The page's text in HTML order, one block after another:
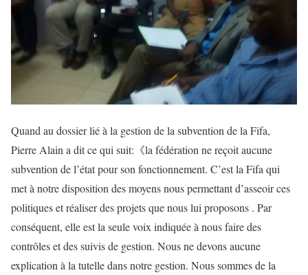
Quand au dossier lié à la gestion de la subvention de la Fifa,
Pierre Alain a dit ce qui suit:《la fédération ne reçoit aucune
subvention de l’état pour son fonctionnement. C’est la Fifa qui
met à notre disposition des moyens nous permettant d’asseoir ces
politiques et réaliser des projets que nous lui proposons . Par
conséquent, elle est la seule voix indiquée à nous faire des
contrôles et des suivis de gestion. Nous ne devons aucune
explication à la tutelle dans notre gestion. Nous sommes de la